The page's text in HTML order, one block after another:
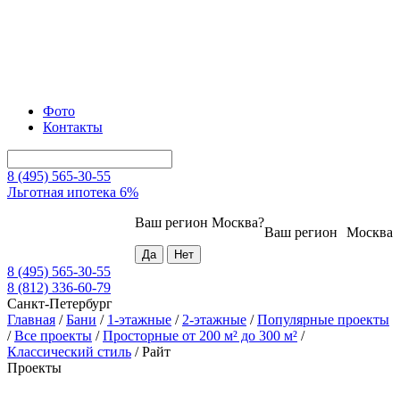
Фото
Контакты
8 (495) 565-30-55
Льготная ипотека 6%
Москва
Ваш регион
Ваш регион Москва?
8 (495) 565-30-55
8 (812) 336-60-79
Санкт-Петербург
Главная /Бани / 1-этажные / 2-этажные /Популярные проекты
/Все проекты /Просторные от 200 м² до 300 м² /
Классический стиль /Райт
Проекты